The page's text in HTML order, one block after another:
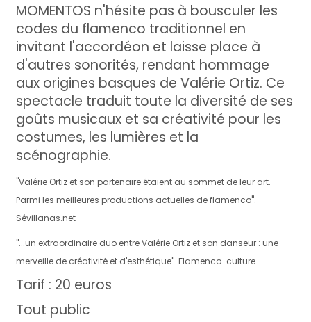
MOMENTOS n'hésite pas à bousculer les
codes du flamenco traditionnel en
invitant l'accordéon et laisse place à
d'autres sonorités, rendant hommage
aux origines basques de Valérie Ortiz. Ce
spectacle traduit toute la diversité de ses
goûts musicaux et sa créativité pour les
costumes, les lumières et la
scénographie.
"Valérie Ortiz et son partenaire étaient au sommet de leur art.
Parmi les meilleures productions actuelles de flamenco".
Sévillanas.net
"...un extraordinaire duo entre Valérie Ortiz et son danseur : une
merveille de créativité et d'esthétique". Flamenco-culture
Tarif : 20 euros
Tout public